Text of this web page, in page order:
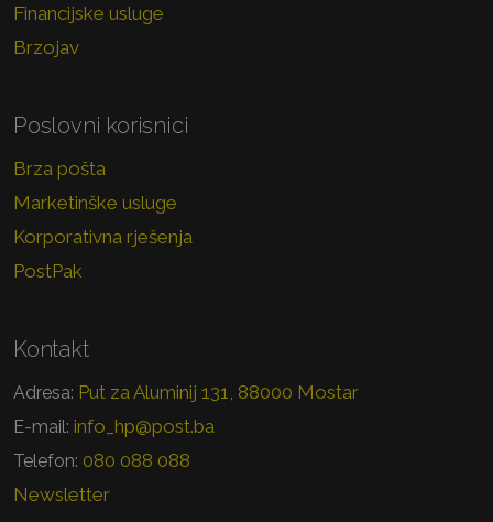
Financijske usluge
Brzojav
Poslovni korisnici
Brza pošta
Marketinške usluge
Korporativna rješenja
PostPak
Kontakt
Adresa: Put za Aluminij 131, 88000 Mostar
E-mail: info_hp@post.ba
Telefon: 080 088 088
Newsletter